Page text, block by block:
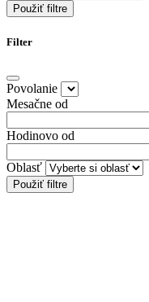
Použiť filtre
Filter
Povolanie
Mesačne od
Hodinovo od
Oblasť
Použiť filtre